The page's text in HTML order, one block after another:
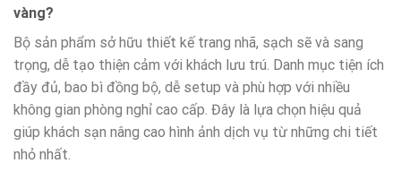
vàng?
Bộ sản phẩm sở hữu thiết kế trang nhã, sạch sẽ và sang
trọng, dễ tạo thiện cảm với khách lưu trú. Danh mục tiện ích
đầy đủ, bao bì đồng bộ, dễ setup và phù hợp với nhiều
không gian phòng nghỉ cao cấp. Đây là lựa chọn hiệu quả
giúp khách sạn nâng cao hình ảnh dịch vụ từ những chi tiết
nhỏ nhất.